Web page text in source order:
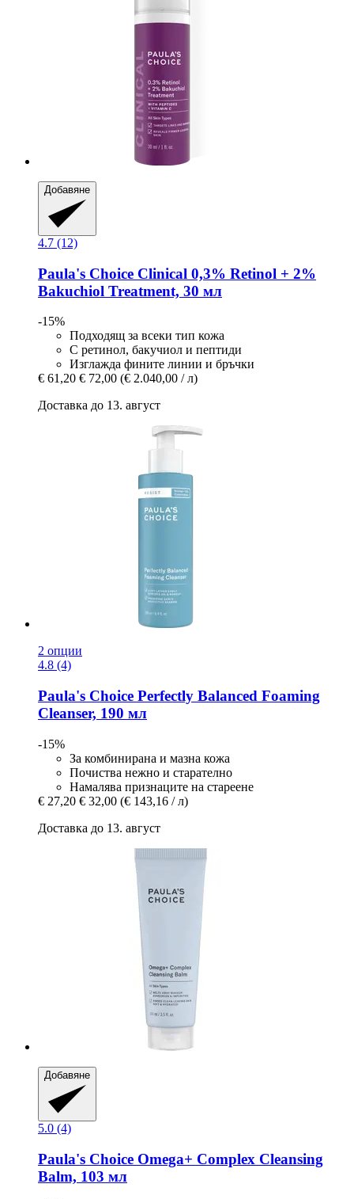
Добавяне
4.7 (12)
Paula's Choice Clinical 0,3% Retinol + 2%
Bakuchiol Treatment, 30 мл
-15%
Подходящ за всеки тип кожа
С ретинол, бакучиол и пептиди
Изглажда фините линии и бръчки
€ 61,20 € 72,00 (€ 2.040,00 / л)
Доставка до 13. август
2 опции
4.8 (4)
Paula's Choice Perfectly Balanced Foaming
Cleanser, 190 мл
-15%
За комбинирана и мазна кожа
Почиства нежно и старателно
Намалява признаците на стареене
€ 27,20 € 32,00 (€ 143,16 / л)
Доставка до 13. август
Добавяне
5.0 (4)
Paula's Choice Omega+ Complex Cleansing
Balm, 103 мл